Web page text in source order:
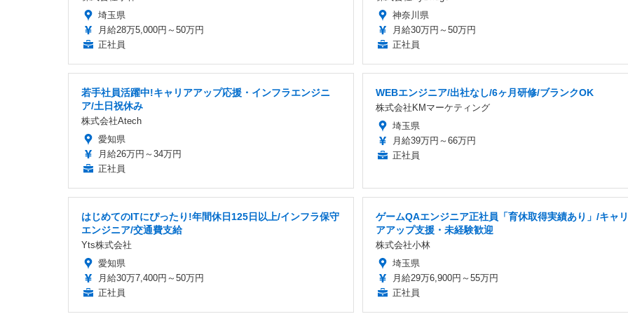
埼玉県
月給28万5,000円～50万円
正社員
神奈川県
月給30万円～50万円
正社員
若手社員活躍中!キャリアアップ応援・インフラエンジニ
ア/土日祝休み
株式会社Atech
愛知県
月給26万円～34万円
正社員
WEBエンジニア/出社なし/6ヶ月研修/ブランクOK
株式会社KMマーケティング
埼玉県
月給39万円～66万円
正社員
はじめてのITにぴったり!年間休日125日以上/インフラ保守
エンジニア/交通費支給
Yts株式会社
愛知県
月給30万7,400円～50万円
正社員
ゲームQAエンジニア正社員「育休取得実績あり」/キャリ
アアップ支援・未経験歓迎
株式会社小林
埼玉県
月給29万6,900円～55万円
正社員